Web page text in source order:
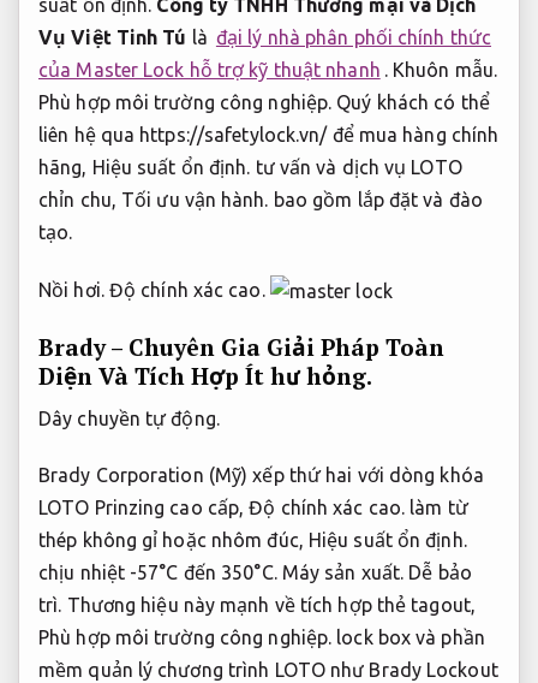
suất ổn định. Công ty TNHH Thương mại và Dịch
Vụ Việt Tinh Tú là đại lý nhà phân phối chính thức
của Master Lock hỗ trợ kỹ thuật nhanh . Khuôn mẫu.
Phù hợp môi trường công nghiệp. Quý khách có thể
liên hệ qua https://safetylock.vn/ để mua hàng chính
hãng, Hiệu suất ổn định. tư vấn và dịch vụ LOTO
chỉn chu, Tối ưu vận hành. bao gồm lắp đặt và đào
tạo.
Nồi hơi. Độ chính xác cao.
Brady – Chuyên Gia Giải Pháp Toàn
Diện Và Tích Hợp Ít hư hỏng.
Dây chuyền tự động.
Brady Corporation (Mỹ) xếp thứ hai với dòng khóa
LOTO Prinzing cao cấp,Độ chính xác cao. làm từ
thép không gỉ hoặc nhôm đúc, Hiệu suất ổn định.
chịu nhiệt -57°C đến 350°C. Máy sản xuất. Dễ bảo
trì. Thương hiệu này mạnh về tích hợp thẻ tagout,
Phù hợp môi trường công nghiệp. lock box và phần
mềm quản lý chương trình LOTO như Brady Lockout